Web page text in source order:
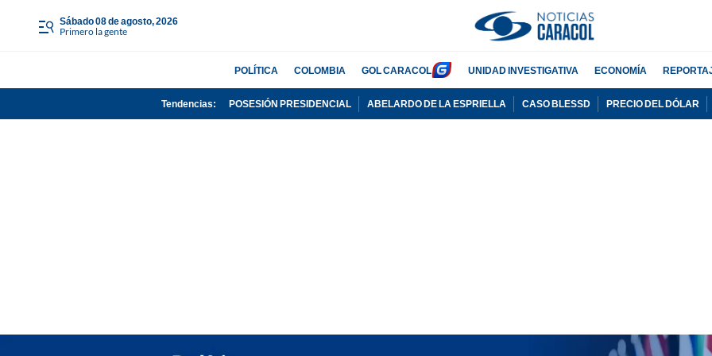
sábado 08 de agosto, 2026
Primero la gente
POLÍTICA COLOMBIA GOL CARACOL UNIDAD INVESTIGATIVA ECONOMÍA
Tendencias: POSESIÓN PRESIDENCIAL ABELARDO DE LA ESPRIELLA CASO BLESSD PRECIO DEL DÓLAR